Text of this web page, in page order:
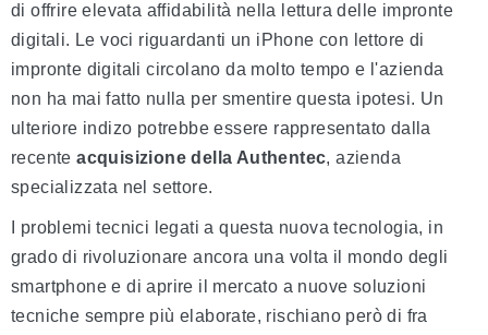
di offrire elevata affidabilità nella lettura delle impronte
digitali. Le voci riguardanti un iPhone con lettore di
impronte digitali circolano da molto tempo e l'azienda
non ha mai fatto nulla per smentire questa ipotesi. Un
ulteriore indizo potrebbe essere rappresentato dalla
recenteacquisizione della Authentec, azienda
specializzata nel settore.
I problemi tecnici legati a questa nuova tecnologia, in
grado di rivoluzionare ancora una volta il mondo degli
smartphone e di aprire il mercato a nuove soluzioni
tecniche sempre più elaborate, rischiano però di fra